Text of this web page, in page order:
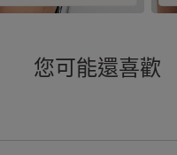
您可能還喜歡